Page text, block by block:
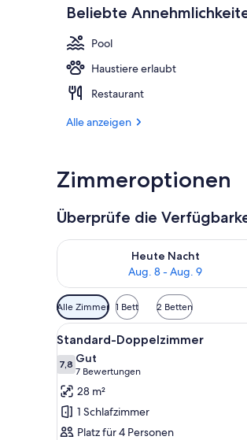
Beliebte
Pool
Haustiere erlaubt
Restaurant
Alle anzeigen
Zimmeroptionen
Überprüfe die
Heute Nacht
Aug. 8 - Aug. 9
Überprüfe die Verfügbarkeit für
Verfügbare
Filter
für
Zimmer
Alle Zimmer 1 Bett 2 Betten
Alle
Fotos
für
Standard-
Doppelzimmer
anzeigen
Ein
5
Standard-Doppelzimmer
7,87,8 von 10
Gut
7 Bewertungen
(7
Bewertungen)
28 m²
1 Schlafzimmer
Platz für 4 Personen